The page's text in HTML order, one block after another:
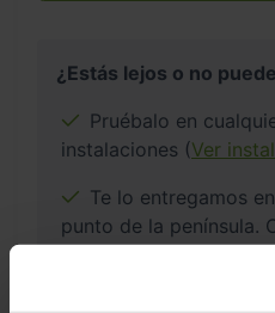
¿Estás lejos o no
Pruébalo en
instalaciones (Ver
Te lo entregamos
punto de la península.